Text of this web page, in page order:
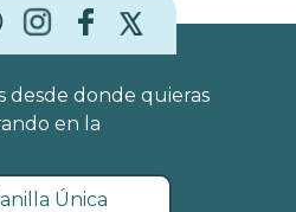
desde donde quieras
en la
Única